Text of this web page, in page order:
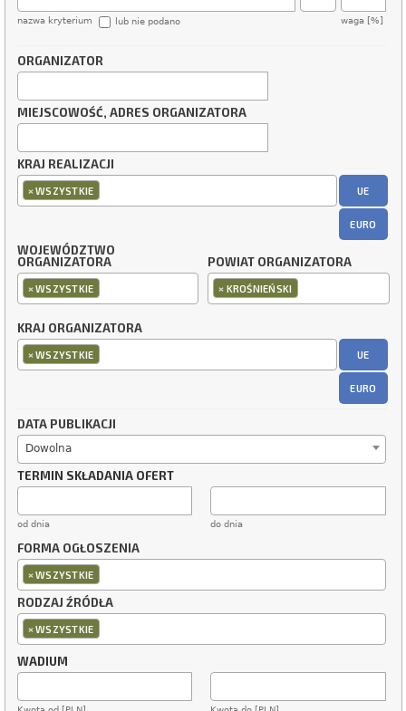
nazwa kryterium waga [%]
lub nie podano
ORGANIZATOR
MIEJSCOWOŚĆ, ADRES ORGANIZATORA
KRAJ REALIZACJI
×WSZYSTKIE UE
EURO
WOJEWÓDZTWO
ORGANIZATORA
×WSZYSTKIE
POWIAT ORGANIZATORA
× KROŚNIEŃSKI
KRAJ ORGANIZATORA
×WSZYSTKIE UE
EURO
DATA PUBLIKACJI
Dowolna
TERMIN SKŁADANIA OFERT
od dnia do dnia
FORMA OGŁOSZENIA
×WSZYSTKIE
RODZAJ ŹRÓDŁA
×WSZYSTKIE
WADIUM